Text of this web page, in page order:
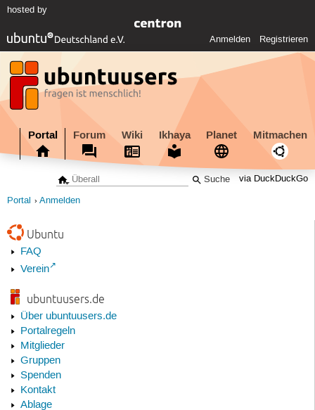
hosted by
Anmelden Registrieren
Portal Forum Wiki Ikhaya Planet Mitmachen
via DuckDuckGo
Portal Anmelden
Ubuntu
FAQ
Verein
ubuntuusers.de
Über ubuntuusers.de
Portalregeln
Mitglieder
Gruppen
Spenden
Kontakt
Ablage